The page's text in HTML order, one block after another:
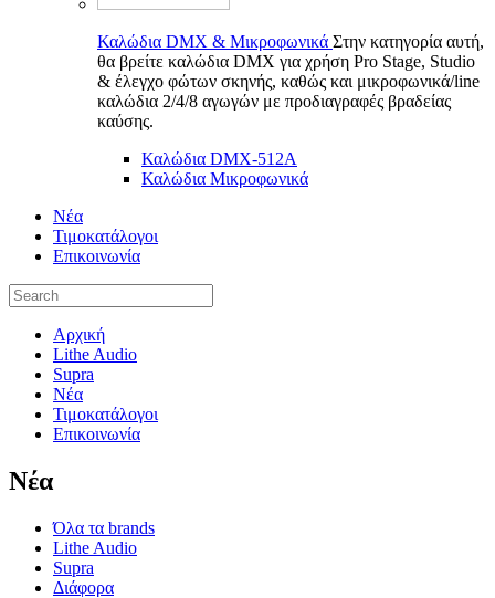
Καλώδια DMX & Μικροφωνικά Στην κατηγορία αυτή,
θα βρείτε καλώδια DMX για χρήση Pro Stage, Studio
& έλεγχο φώτων σκηνής, καθώς και μικροφωνικά/line
καλώδια 2/4/8 αγωγών με προδιαγραφές βραδείας
καύσης.
Καλώδια DMX-512A
Καλώδια Μικροφωνικά
Νέα
Τιμοκατάλογοι
Επικοινωνία
Αρχική
Lithe Audio
Supra
Νέα
Τιμοκατάλογοι
Επικοινωνία
Nέα
Όλα τα brands
Lithe Audio
Supra
Διάφορα